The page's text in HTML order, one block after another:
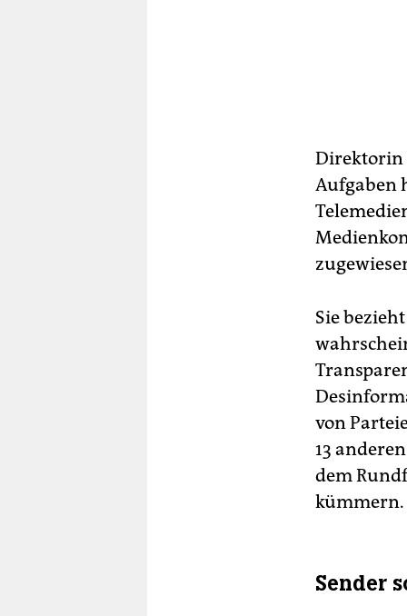
Direktorin
Aufgaben
Sie
von
13
dem
kümmern.
Sender